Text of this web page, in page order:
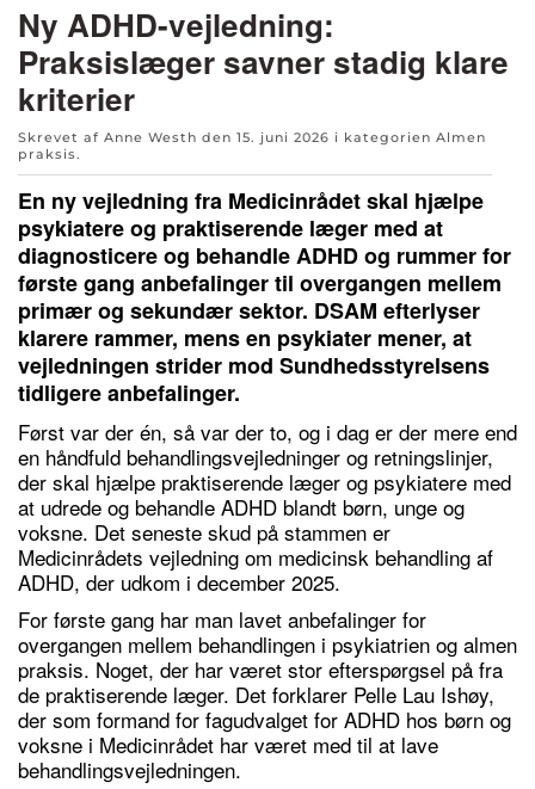
Ny ADHD-vejledning:
Praksislæger savner stadig klare
kriterier
Skrevet af Anne Westh den 15. juni 2026 i kategorien Almen
praksis.
En ny vejledning fra Medicinrådet skal hjælpe
psykiatere og praktiserende læger med at
diagnosticere og behandle ADHD og rummer for
første gang anbefalinger til overgangen mellem
primær og sekundær sektor. DSAM efterlyser
klarere rammer, mens en psykiater mener, at
vejledningen strider mod Sundhedsstyrelsens
tidligere anbefalinger.
Først var der én, så var der to, og i dag er der mere end
en håndfuld behandlingsvejledninger og retningslinjer,
der skal hjælpe praktiserende læger og psykiatere med
at udrede og behandle ADHD blandt børn, unge og
voksne. Det seneste skud på stammen er
Medicinrådets vejledning om medicinsk behandling af
ADHD, der udkom i december 2025.
For første gang har man lavet anbefalinger for
overgangen mellem behandlingen i psykiatrien og almen
praksis. Noget, der har været stor efterspørgsel på fra
de praktiserende læger. Det forklarer Pelle Lau Ishøy,
der som formand for fagudvalget for ADHD hos børn og
voksne i Medicinrådet har været med til at lave
behandlingsvejledningen.